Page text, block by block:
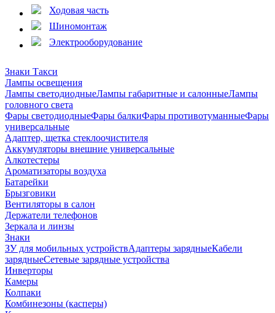
Ходовая часть
Шиномонтаж
Электрооборудование
Знаки Такси
Лампы освещения
Лампы светодиодныеЛампы габаритные и салонныеЛампы
головного света
Фары светодиодныеФары балкиФары противотуманныеФары
универсальные
Адаптер, щетка стеклоочистителя
Аккумуляторы внешние универсальные
Алкотестеры
Ароматизаторы воздуха
Батарейки
Брызговики
Вентиляторы в салон
Держатели телефонов
Зеркала и линзы
Знаки
ЗУ для мобильных устройствАдаптеры зарядныеКабели
зарядныеСетевые зарядные устройства
Инверторы
Камеры
Колпаки
Комбинезоны (касперы)